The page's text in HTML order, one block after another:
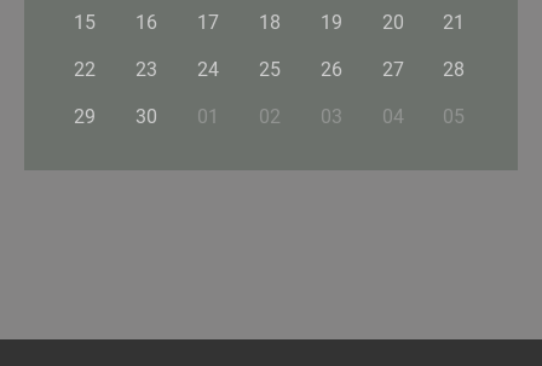
15 16 17 18 19 20 21
22 23 24 25 26 27 28
29 30 01 02 03 04 05